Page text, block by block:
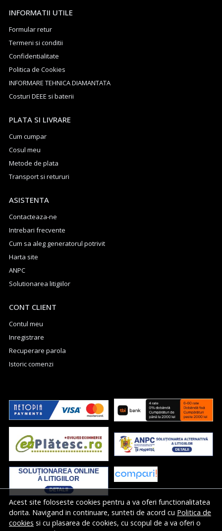
Acest site foloseste cookies pentru a va oferi functionalitatea
dorita. Navigand in continuare, sunteti de acord cu Politica de
cookies si cu plasarea de cookies, cu scopul de a va oferi o
INFORMATII UTILE
Formular retur
Termeni si conditii
Confidentialitate
Politica de Cookies
INFORMARE TEHNICA DIAMANTATA
Costuri DEEE si baterii
PLATA SI LIVRARE
Cum cumpar
Cosul meu
Metode de plata
Transport si retururi
ASISTENTA
Contacteaza-ne
Intrebari frecvente
Cum sa aleg generatorul potrivit
Harta site
ANPC
Solutionarea litigiilor
CONT CLIENT
Contul meu
Inregistrare
Recuperare parola
Istoric comenzi